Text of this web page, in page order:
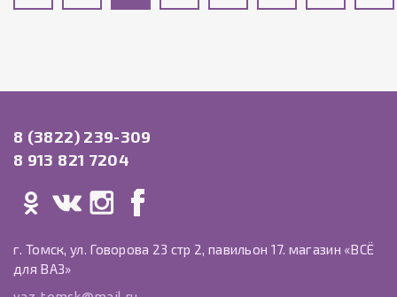
8 (3822) 239-309
8 913 821 7204
г. Томск, ул. Говорова 23 стр 2, павильон 17. магазин «ВСЁ
для ВАЗ»